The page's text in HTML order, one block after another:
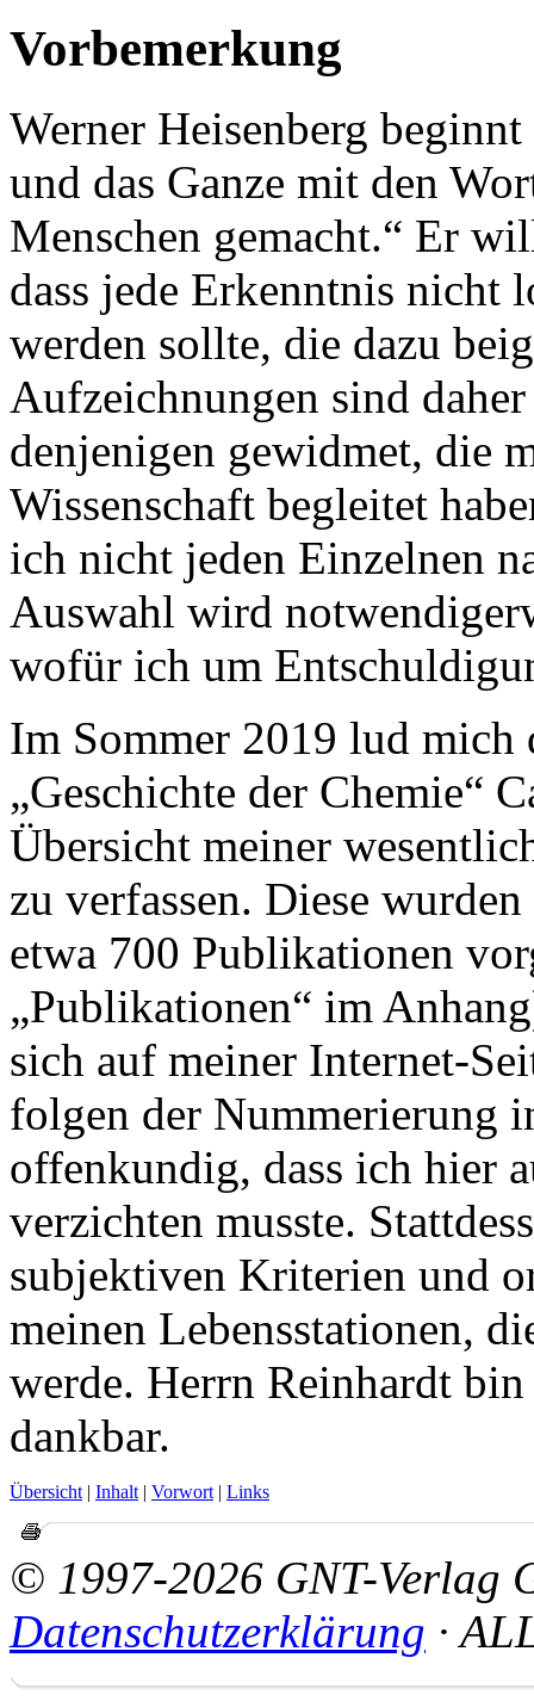
Vorbemerkung
Werner Heisenberg
und das Ganze mit den
Menschen gemacht.“ Er
dass jede Erkenntnis nicht
werden sollte, die dazu
Aufzeichnungen sind
denjenigen gewidmet, die
Wissenschaft begleitet
ich nicht jeden Einzelnen
Auswahl wird
wofür ich um
Im Sommer 2019 lud mich
„Geschichte der Chemie“
Übersicht meiner
zu verfassen. Diese
etwa 700 Publikationen
„Publikationen“ im
sich auf meiner Internet-
folgen der Nummerierung
offenkundig, dass ich hier
verzichten musste.
subjektiven Kriterien und
meinen Lebensstationen,
werde. Herrn Reinhardt
dankbar.
Übersicht | Inhalt | Vorwort | Links
© 1997-2026 GNT-Verlag
Datenschutzerklärung ·